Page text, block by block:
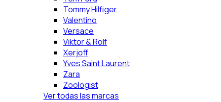
Tommy Hilfiger
Valentino
Versace
Viktor & Rolf
Xerjoff
Yves Saint Laurent
Zara
Zoologist
Ver todas las marcas